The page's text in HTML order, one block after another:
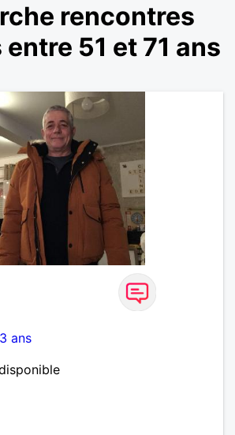
rencontres
51 et 71 ans
ans